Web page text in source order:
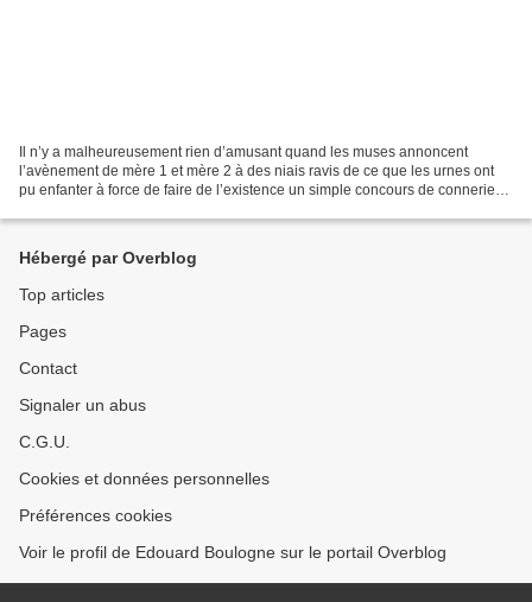
Il n’y a malheureusement rien d’amusant quand les muses annoncent
l’avènement de mère 1 et mère 2 à des niais ravis de ce que les urnes ont
pu enfanter à force de faire de l’existence un simple concours de conneries.
Hébergé par Overblog
Top articles
Pages
Contact
Signaler un abus
C.G.U.
Cookies et données personnelles
Préférences cookies
Voir le profil de Edouard Boulogne sur le portail Overblog